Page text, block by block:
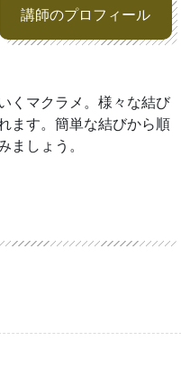
講師のプロフィール
くマクラメ。様々な結び
ます。簡単な結びから順
ましょう。